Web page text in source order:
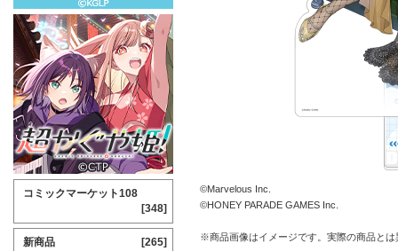
©Marvelous Inc.
©HONEY PARADE GAMES Inc.
※商品画像はイメージです。実際の商品と
コミックマーケット108
[348]
新商品 [265]